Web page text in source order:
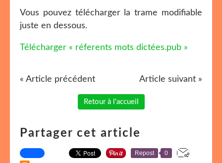
Vous pouvez télécharger la trame modifiable
juste en dessous.
Télécharger « réferents mots dictées.pub »
« Article précédent Article suivant »
Retour à l'accueil
Partager cet article
Repost 0